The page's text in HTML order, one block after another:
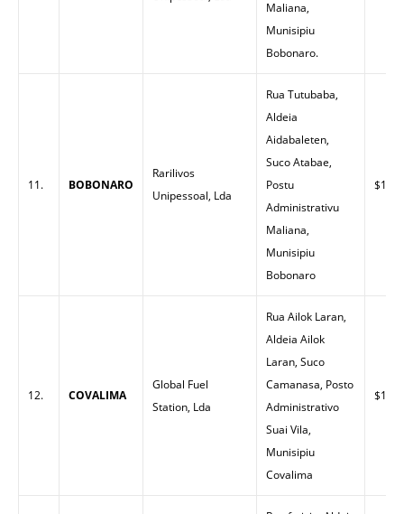
Maliana,
Munisipiu
Bobonaro.
11. BOBONARO
Rarilivos
Unipessoal, Lda
Rua Tutubaba,
Aldeia
Aidabaleten,
Suco Atabae,
Postu
Administrativu
Maliana,
Munisipiu
Bobonaro
$1.50
12. COVALIMA
Global Fuel
Station, Lda
Rua Ailok Laran,
Aldeia Ailok
Laran, Suco
Camanasa, Posto
Administrativo
Suai Vila,
Munisipiu
Covalima
$1.60